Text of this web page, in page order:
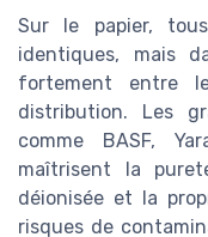
Sur le papier,
identiques, mais
fortement entre
distribution. Les
comme BASF,
maîtrisent la
déionisée et la
risques de